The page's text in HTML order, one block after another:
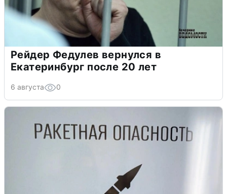
Рейдер Федулев вернулся в
Екатеринбург после 20 лет
6 августа 0